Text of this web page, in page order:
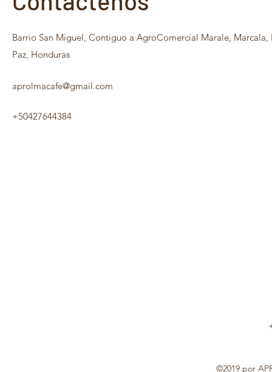
Barrio San Miguel, Contiguo a AgroComercial Marale, Marcala,
Paz, Honduras
aprolmacafe@gmail.com
+50427644384
©2019 por